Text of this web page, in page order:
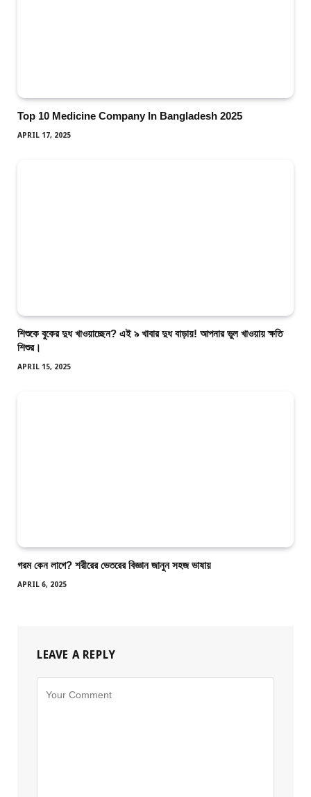
Top 10 Medicine Company In Bangladesh 2025
APRIL 17, 2025
শিশুকে বুকের দুধ খাওয়াচ্ছেন? এই ৯ খাবার দুধ বাড়ায়! আপনার ভুল খাওয়ায় ক্ষতি
শিশুর।
APRIL 15, 2025
গরম কেন লাগে? শরীরের ভেতরের বিজ্ঞান জানুন সহজ ভাষায়
APRIL 6, 2025
LEAVE A REPLY